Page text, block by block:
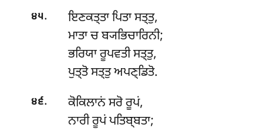
੪੫. ਇਣਕਤ੍ਤਾਪਿਤਾ ਸਤ੍ਤੁ,
ਮਾਤਾ ਚ ਬ੍ਯਭਿਚਾਰਿਨੀ;
ਭਰਿਯਾ ਰੂਪਵਤੀ ਸਤ੍ਤੁ,
ਪੁਤ੍ਤੋ ਸਤ੍ਤੁ ਅਪਣ੍ਡਿਤੋ.
੪੬. ਕੋਕਿਲਾਨਂਸਰੋ ਰੂਪਂ,
ਨਾਰੀ ਰੂਪਂ ਪਤਿਬ੍ਬਤਾ;